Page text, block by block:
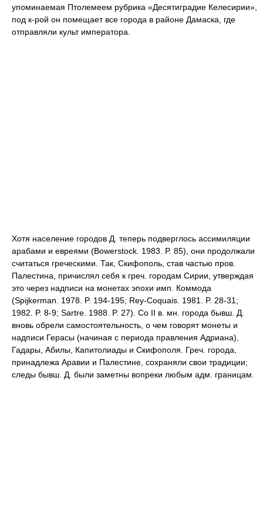
упоминаемая Птолемеем рубрика «Десятиградие Келесирии»,
под к-рой он помещает все города в районе Дамаска, где
отправляли культ императора.
Хотя население городов Д. теперь подверглось ассимиляции
арабами и евреями (Bowerstock. 1983. P. 85), они продолжали
считаться греческими. Так, Скифополь, став частью пров.
Палестина, причислял себя к греч. городам Сирии, утверждая
это через надписи на монетах эпохи имп. Коммода
(Spijkerman. 1978. P. 194-195; Rey-Coquais. 1981. P. 28-31;
1982. P. 8-9; Sartre. 1988. P. 27). Со II в. мн. города бывш. Д.
вновь обрели самостоятельность, о чем говорят монеты и
надписи Герасы (начиная с периода правления Адриана),
Гадары, Абилы, Капитолиады и Скифополя. Греч. города,
принадлежа Аравии и Палестине, сохраняли свои традиции;
следы бывш. Д. были заметны вопреки любым адм. границам.